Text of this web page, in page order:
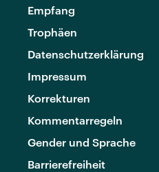
Empfang
Trophäen
Datenschutzerklärung
Impressum
Korrekturen
Kommentarregeln
Gender und Sprache
Barrierefreiheit